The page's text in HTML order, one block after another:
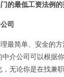
的最低工资法例的
司
最简单、安全的
介公司可以根据
无论你是在找兼